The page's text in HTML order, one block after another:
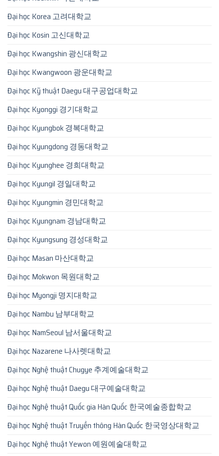
Đại học Korea 고려대학교
Đại học Kosin 고신대학교
Đại học Kwangshin 광신대학교
Đại học Kwangwoon 광운대학교
Đại học Kỹ thuật Daegu 대구공업대학교
Đại học Kyonggi 경기대학교
Đại học Kyungbok 경복대학교
Đại học Kyungdong 경동대학교
Đại học Kyunghee 경희대학교
Đại học Kyungil 경일대학교
Đại học Kyungmin 경민대학교
Đại học Kyungnam 경남대학교
Đại học Kyungsung 경성대학교
Đại học Masan 마산대학교
Đại học Mokwon 목원대학교
Đại học Myongji 명지대학교
Đại học Nambu 남부대학교
Đại học NamSeoul 남서울대학교
Đại học Nazarene 나사렛대학교
Đại học Nghệ thuật Chugye 추계예술대학교
Đại học Nghệ thuật Daegu 대구예술대학교
Đại học Nghệ thuật Quốc gia Hàn Quốc 한국예술종합학교
Đại học Nghệ thuật Truyền thông Hàn Quốc 한국영상대학교
Đại học Nghệ thuật Yewon 예원예술대학교